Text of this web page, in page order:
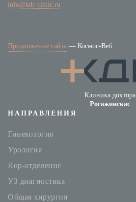
Клиника доктора
Рогажинскас
НАПРАВЛЕНИЯ
Гинекология
Урология
Лор-отделение
УЗ диагностика
Общая хирургия
info@kdr-clinic.ru
Продвижение сайта — Космос-Веб